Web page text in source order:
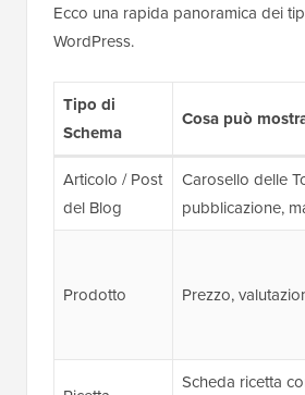
Ecco una rapida panoramica dei
WordPress.
Tipo di
Schema
Cosa può
Articolo / Post
del Blog
Carosello delle
pubblicazione,
Prodotto Prezzo,
Scheda ricetta